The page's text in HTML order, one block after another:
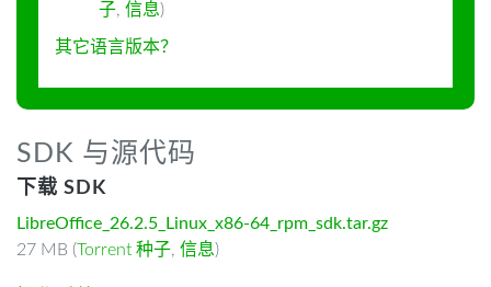
子, 信息)
其它语言版本？
SDK 与源代码
下载 SDK
LibreOffice_26.2.5_Linux_x86-64_rpm_sdk.tar.gz
27 MB (Torrent 种子, 信息)